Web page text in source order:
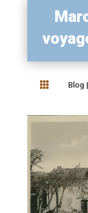
 Blog |